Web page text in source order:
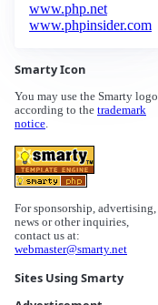
www.php.net
www.phpinsider.com
Smarty Icon
You may use the Smarty logo
according to the trademark
notice.
For sponsorship, advertising,
news or other inquiries,
contact us at:
webmaster@smarty.net
Sites Using Smarty